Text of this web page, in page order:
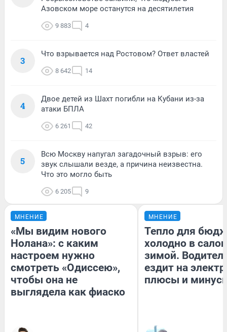
Азовском море останутся на десятилетия
9 883 4
3
Что взрывается над Ростовом? Ответ властей
8 642 14
4
Двое детей из Шахт погибли на Кубани из-за
атаки БПЛА
6 261 42
5
Всю Москву напугал загадочный взрыв: его
звук слышали везде, а причина неизвестна.
Что это могло быть
6 205 9
МНЕНИЕ
«Мы видим нового
Нолана»: с каким
настроем нужно
смотреть «Одиссею»,
чтобы она не
выглядела как фиаско
МНЕНИЕ
Тепло для
холодно в
зимой.
ездит на
плюсы и